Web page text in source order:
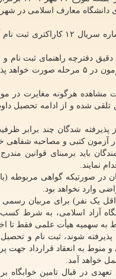
معارف اسلامی در شهر
دریافت اطلاعات لازم برای ثبت
مشاهده هرگونه مغایرت در
شده و از ادامه تحصیل
پذیرفته شدگان چند برابر
آزمون کتبی و مصاحبه شفاهی
باید برمبنای قوانین
نمایند.
در صورتیکه گواهی مربوطه (با
وارد نخواهد بود.
(حداقل یک نفر) برای
سهمیه هیأت علمی فقط تا
پذیرفته شوند، ثبت نام و
منوط به انعقاد قرارداد جهت
خواهد آمد.
در قبال تامین خوابگاه